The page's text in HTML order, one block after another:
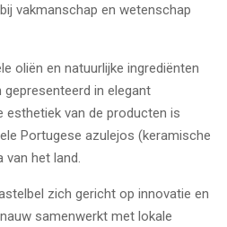
vakmanschap en wetenschap
oliën en natuurlijke ingrediënten
in elegant
esthetiek van de producten is
Portugese azulejos (keramische
van het land.
zich gericht op innovatie en
samenwerkt met lokale